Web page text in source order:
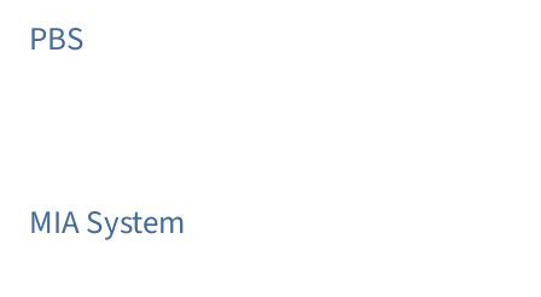
PBS
MIA System